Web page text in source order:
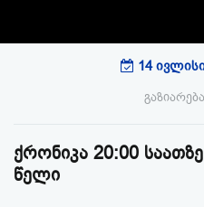
14
ქრონიკა 20:00
წელი